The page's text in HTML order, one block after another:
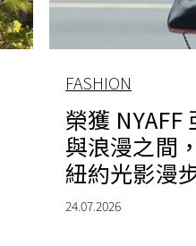
FASHION
榮獲
與浪漫之間
紐約光影漫
24.07.2026